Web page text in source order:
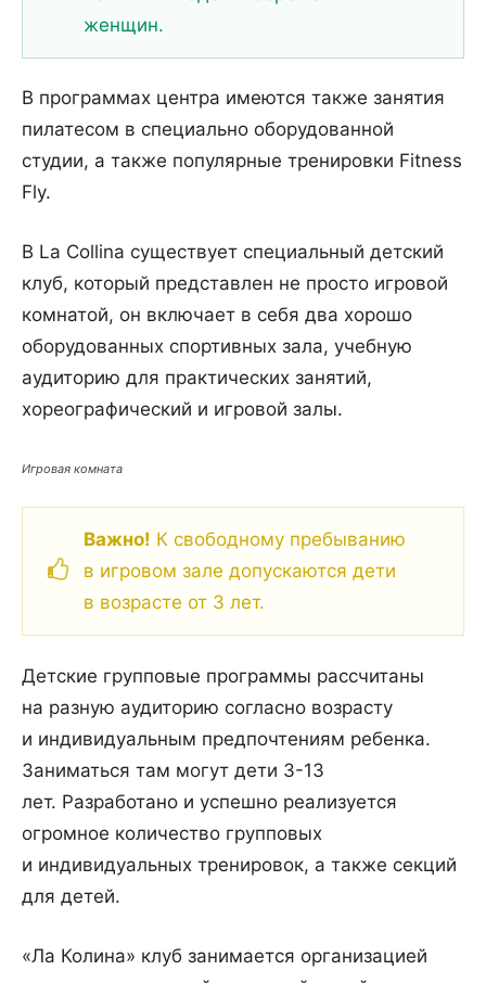
женщин.
В программах центра имеются также занятия
пилатесом в специально оборудованной
студии, а также популярные тренировки Fitness
Fly.
В La Collina существует специальный детский
клуб, который представлен не просто игровой
комнатой, он включает в себя два хорошо
оборудованных спортивных зала, учебную
аудиторию для практических занятий,
хореографический и игровой залы.
Игровая комната
Важно! К свободному пребыванию
в игровом зале допускаются дети
в возрасте от 3 лет.
Детские групповые программы рассчитаны
на разную аудиторию согласно возрасту
и индивидуальным предпочтениям ребенка.
Заниматься там могут дети 3-13
лет. Разработано и успешно реализуется
огромное количество групповых
и индивидуальных тренировок, а также секций
для детей.
«Ла Колина» клуб занимается организацией